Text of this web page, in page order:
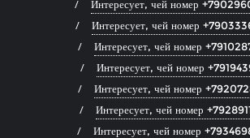
Интересует, чей номер
Интересует, чей номер
Интересует, чей номер
Интересует, чей номер
Интересует, чей номер
Интересует, чей номер
Интересует, чей номер